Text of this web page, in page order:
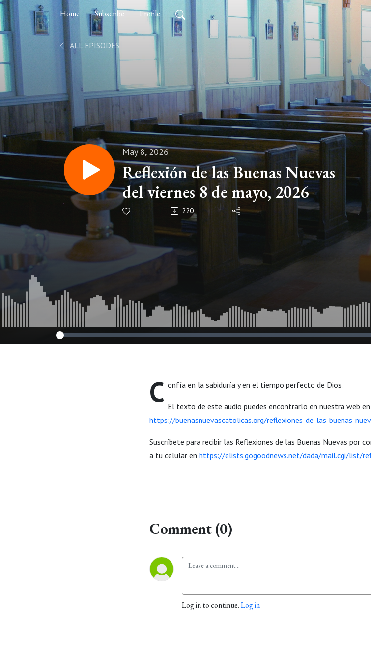
Home Subscribe Profile
ALL EPISODES
May 8, 2026
Reflexión de las Buenas Nuevas
del viernes 8 de mayo, 2026
220
C onfía en la sabiduría y en el tiempo perfecto de Dios.
El texto de este audio puedes encontrarlo en nuestra web en
https://buenasnuevascatolicas.org/reflexiones-de-las-buenas-
Suscríbete para recibir las Reflexiones de las Buenas Nuevas por
a tu celular en https://elists.gogoodnews.net/dada/mail.cgi/list/
Comment (0)
Log in to continue.Log in